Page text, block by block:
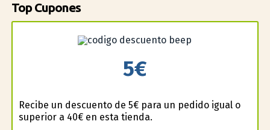
Top Cupones
5€
Recibe un descuento de 5€ para un pedido igual o
superior a 40€ en esta tienda.